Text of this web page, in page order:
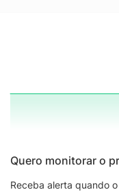
Quero monitorar o
Receba alerta quando